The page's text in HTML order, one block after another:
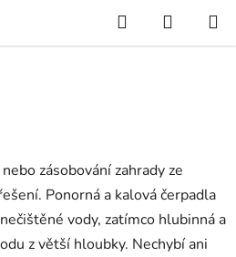
Hledat
KOŠÍK
zásobování zahrady ze
Ponorná a kalová čerpadla
vody, zatímco hlubinná a
z větší hloubky. Nechybí ani